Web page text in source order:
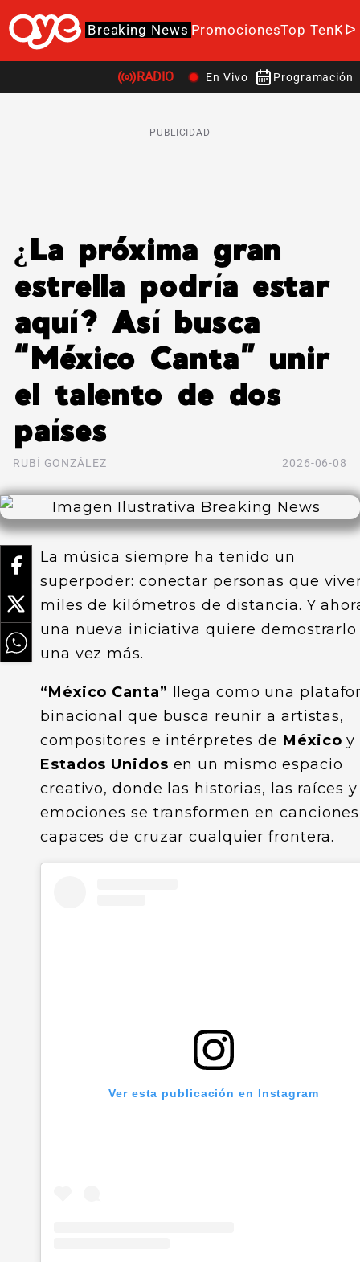
Breaking News PromocionesTop TenK-
RADIO En Vivo Programación
PUBLICIDAD
¿La próxima gran
estrella podría estar
aquí? Así busca
“México Canta” unir
el talento de dos
países
RUBÍ GONZÁLEZ 2026-06-08
La música siempre ha tenido un
superpoder: conectar personas que
miles de kilómetros de distancia. Y
una nueva iniciativa quiere demostrarlo
una vez más.
“México Canta” llega como una
binacional que busca reunir a artistas,
compositores e intérpretes de México y
Estados Unidos en un mismo espacio
creativo, donde las historias, las raíces
emociones se transformen en canciones
capaces de cruzar cualquier frontera.
Ver esta publicación en Instagram